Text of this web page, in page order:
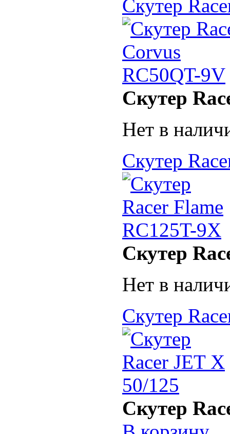
Скутер
Скутер
Нет в
Скутер
Скутер
Нет в
Скутер
Скутер